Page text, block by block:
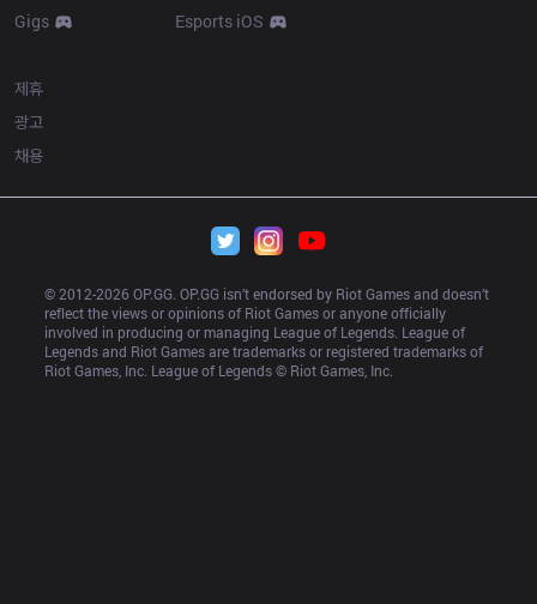
Gigs
Esports iOS
제휴
광고
채용
© 2012-2026 OP.GG. OP.GG isn’t endorsed by Riot Games and doesn’t
reflect the views or opinions of Riot Games or anyone officially
involved in producing or managing League of Legends. League of
Legends and Riot Games are trademarks or registered trademarks of
Riot Games, Inc. League of Legends © Riot Games, Inc.